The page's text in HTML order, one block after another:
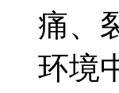
痛、
环境